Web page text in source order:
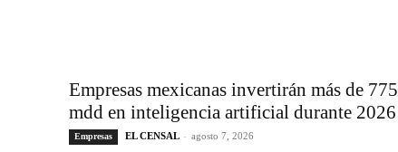
Empresas mexicanas invertirán más de 775
mdd en inteligencia artificial durante 2026
Empresas EL CENSAL - agosto 7, 2026